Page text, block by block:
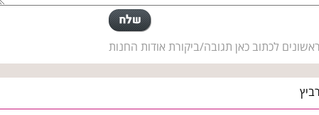
לכתוב כאן תגובה/ביקורת אודות החנות